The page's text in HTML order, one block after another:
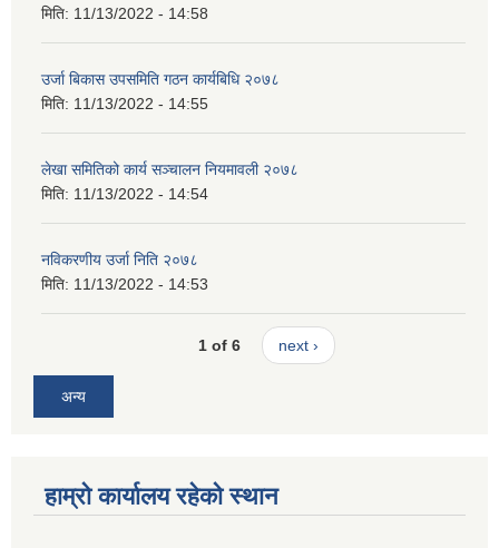
मिति: 11/13/2022 - 14:58
उर्जा बिकास उपसमिति गठन कार्यबिधि २०७८
मिति: 11/13/2022 - 14:55
लेखा समितिको कार्य सञ्चालन नियमावली २०७८
मिति: 11/13/2022 - 14:54
नविकरणीय उर्जा निति २०७८
मिति: 11/13/2022 - 14:53
1 of 6 next ›
अन्य
हाम्रो कार्यालय रहेको स्थान